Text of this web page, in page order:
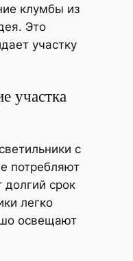
клумбы из
Это
участку
участка
с
потребляют
срок
легко
освещают